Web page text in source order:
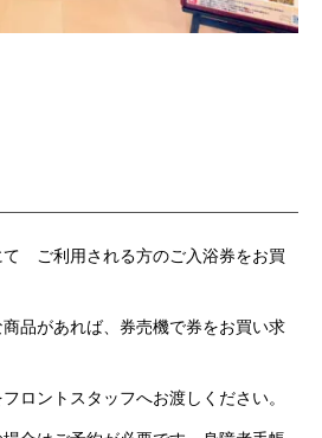
て ご利用される方のご入浴券をお買
品があれば、券売機で券をお買い求
ロントスタッフへお渡しください。